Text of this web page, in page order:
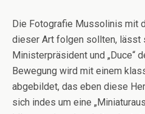
Die Fotografie Mussolinis mit
dieser Art folgen sollten, lässt
Ministerpräsident und „Duce“
Bewegung wird mit einem
abgebildet, das eben diese
sich indes um eine